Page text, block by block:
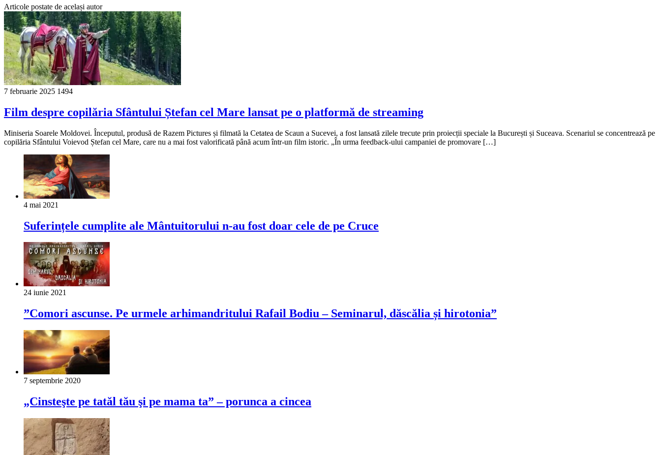
Articole postate de același autor
7 februarie 2025 1494
Film despre copilăria Sfântului Ștefan cel Mare lansat pe o platformă de streaming
Miniseria Soarele Moldovei. Începutul, produsă de Razem Pictures și filmată la Cetatea de Scaun a Sucevei, a fost lansată zilele trecute prin proiecții speciale la București și Suceava. Scenariul se concentrează pe
copilăria Sfântului Voievod Ștefan cel Mare, care nu a mai fost valorificată până acum într-un film istoric. „În urma feedback-ului campaniei de promovare […]
4 mai 2021
Suferințele cumplite ale Mântuitorului n-au fost doar cele de pe Cruce
24 iunie 2021
”Comori ascunse. Pe urmele arhimandritului Rafail Bodiu – Seminarul, dăscălia și hirotonia”
7 septembrie 2020
„Cinsteşte pe tatăl tău şi pe mama ta” ‒ porunca a cincea